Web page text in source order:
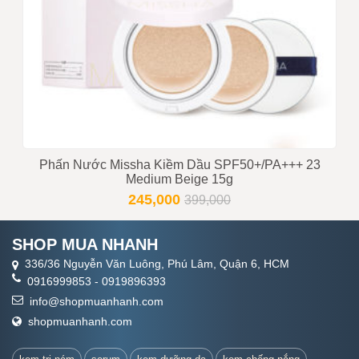
Phấn Nước Missha Kiềm Dầu SPF50+/PA+++ 23
Medium Beige 15g
245,000 399,000
SHOP MUA NHANH
336/36 Nguyễn Văn Luông, Phú Lâm, Quận 6, HCM
0916999853 - 0919896393
info@shopmuanhanh.com
shopmuanhanh.com